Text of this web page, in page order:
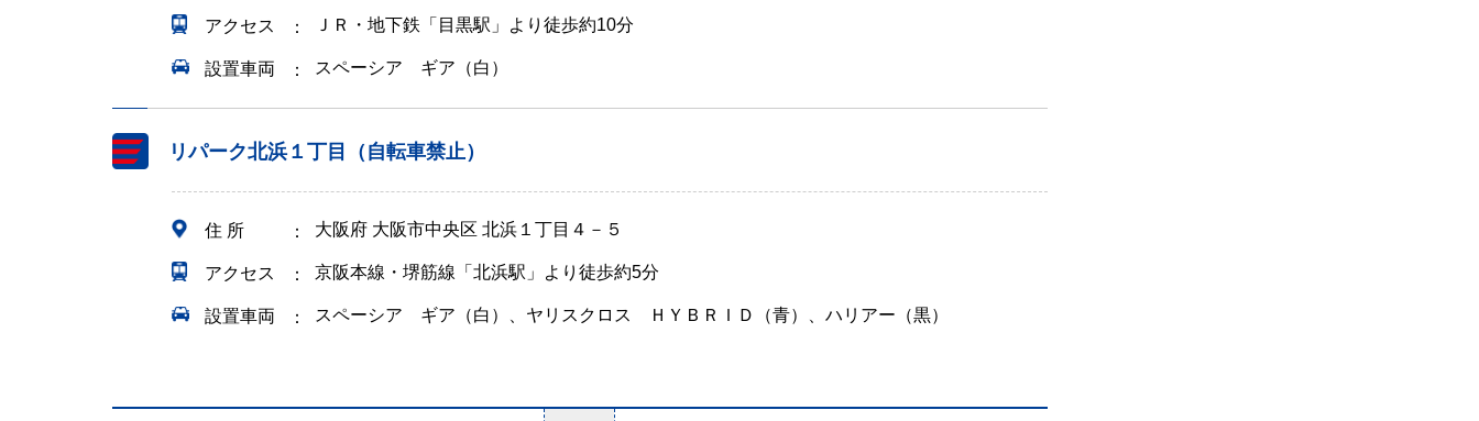
アクセス ＪＲ・地下鉄「目黒駅」より徒歩約10分
設置車両 スペーシア ギア（白）
リパーク北浜１丁目（自転車禁止）
住 所 大阪府 大阪市中央区 北浜１丁目４－５
アクセス 京阪本線・堺筋線「北浜駅」より徒歩約5分
設置車両 スペーシア ギア（白）、ヤリスクロス ＨＹＢＲＩＤ（青）、ハリアー（黒）